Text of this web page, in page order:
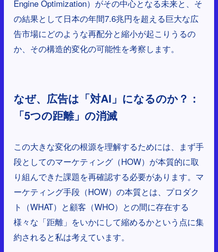
Engine Optimization）がその中心となる未来と、そ
の結果として日本の年間7.6兆円を超える巨大な広
告市場にどのような再配分と縮小が起こりうるの
か、その構造的変化の可能性を考察します。
なぜ、広告は「対AI」になるのか？：
「5つの距離」の消滅
この大きな変化の根源を理解するためには、まず手
段としてのマーケティング（HOW）が本質的に取
り組んできた課題を再確認する必要があります。マ
ーケティング手段（HOW）の本質とは、プロダク
ト（WHAT）と顧客（WHO）との間に存在する
様々な「距離」をいかにして縮めるかという点に集
約されると私は考えています。